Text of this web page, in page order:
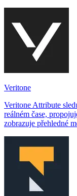
Veritone
Veritone Attribute
reálném čase,
zobrazuje přehledné